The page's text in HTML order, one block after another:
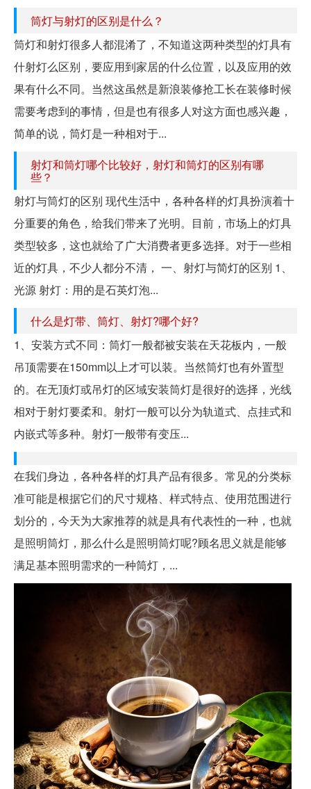
筒灯与射灯的区别是什么？
筒灯和射灯很多人都混淆了，不知道这两种类型的灯具有
什射灯么区别，要应用到家居的什么位置，以及应用的效
果有什么不同。当然这虽然是新浪装修抢工长在装修时候
需要考虑到的事情，但是也有很多人对这方面也感兴趣，
简单的说，筒灯是一种相对于...
射灯和筒灯哪个比较好，射灯和筒灯的区别有哪
些？
射灯与筒灯的区别 现代生活中，各种各样的灯具扮演着十
分重要的角色，给我们带来了光明。目前，市场上的灯具
类型较多，这也就给了广大消费者更多选择。对于一些相
近的灯具，不少人都分不清， 一、射灯与简灯的区别 1、
光源 射灯：用的是石英灯泡...
什么是灯带、筒灯、射灯?哪个好?
1、安装方式不同：筒灯一般都被安装在天花板内，一般
吊顶需要在150mm以上才可以装。当然筒灯也有外置型
的。在无顶灯或吊灯的区域安装筒灯是很好的选择，光线
相对于射灯要柔和。射灯一般可以分为轨道式、点挂式和
内嵌式等多种。射灯一般带有变压...
在我们身边，各种各样的灯具产品有很多。常见的分类标
准可能是根据它们的尺寸规格、样式特点、使用范围进行
划分的，今天为大家推荐的就是具有代表性的一种，也就
是照明筒灯，那么什么是照明筒灯呢?顾名思义就是能够
满足基本照明需求的一种筒灯，...